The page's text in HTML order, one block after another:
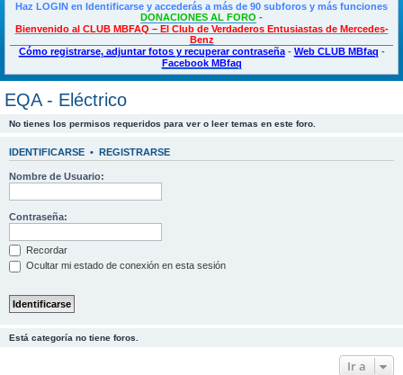
Haz LOGIN en Identificarse y accederás a más de 90 subforos y más funciones
DONACIONES AL FORO -
Bienvenido al CLUB MBFAQ – El Club de Verdaderos Entusiastas de Mercedes-
Benz
Cómo registrarse, adjuntar fotos y recuperar contraseña- Web CLUB MBfaq -
Facebook MBfaq
EQA - Eléctrico
No tienes los permisos requeridos para ver o leer temas en este foro.
IDENTIFICARSE • REGISTRARSE
Nombre de Usuario:
Contraseña:
Recordar
Ocultar mi estado de conexión en esta sesión
Está categoría no tiene foros.
Ir a